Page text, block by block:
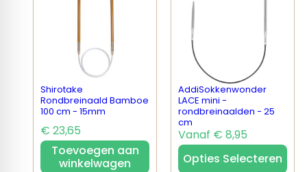
Shirotake
Rondbreinaald Bamboe
100 cm - 15mm
€ 23,65
Toevoegen aan
winkelwagen
AddiSokkenwonder
LACE mini -
rondbreinaalden - 25
cm
Vanaf € 8,95
Opties Selecteren